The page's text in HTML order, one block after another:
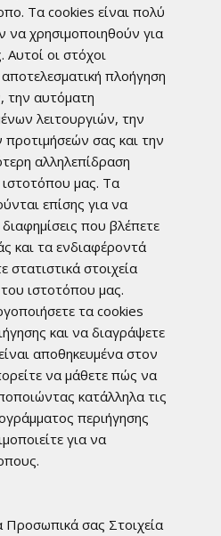
Τα cookies είναι πολύ
να χρησιμοποιηθούν για
οι στόχοι
πλοήγηση
την αυτόματη
λειτουργιών, την
σας και την
αλληλεπίδραση
ιστοτόπου μας. Τα
επίσης για να
που βλέπετε
και τα ενδιαφέροντά
στατιστικά στοιχεία
ιστοτόπου μας.
τα cookies
και να διαγράψετε
αποθηκευμένα στον
να μάθετε πώς να
κατάλληλα τις
περιήγησης
για να
σας Στοιχεία